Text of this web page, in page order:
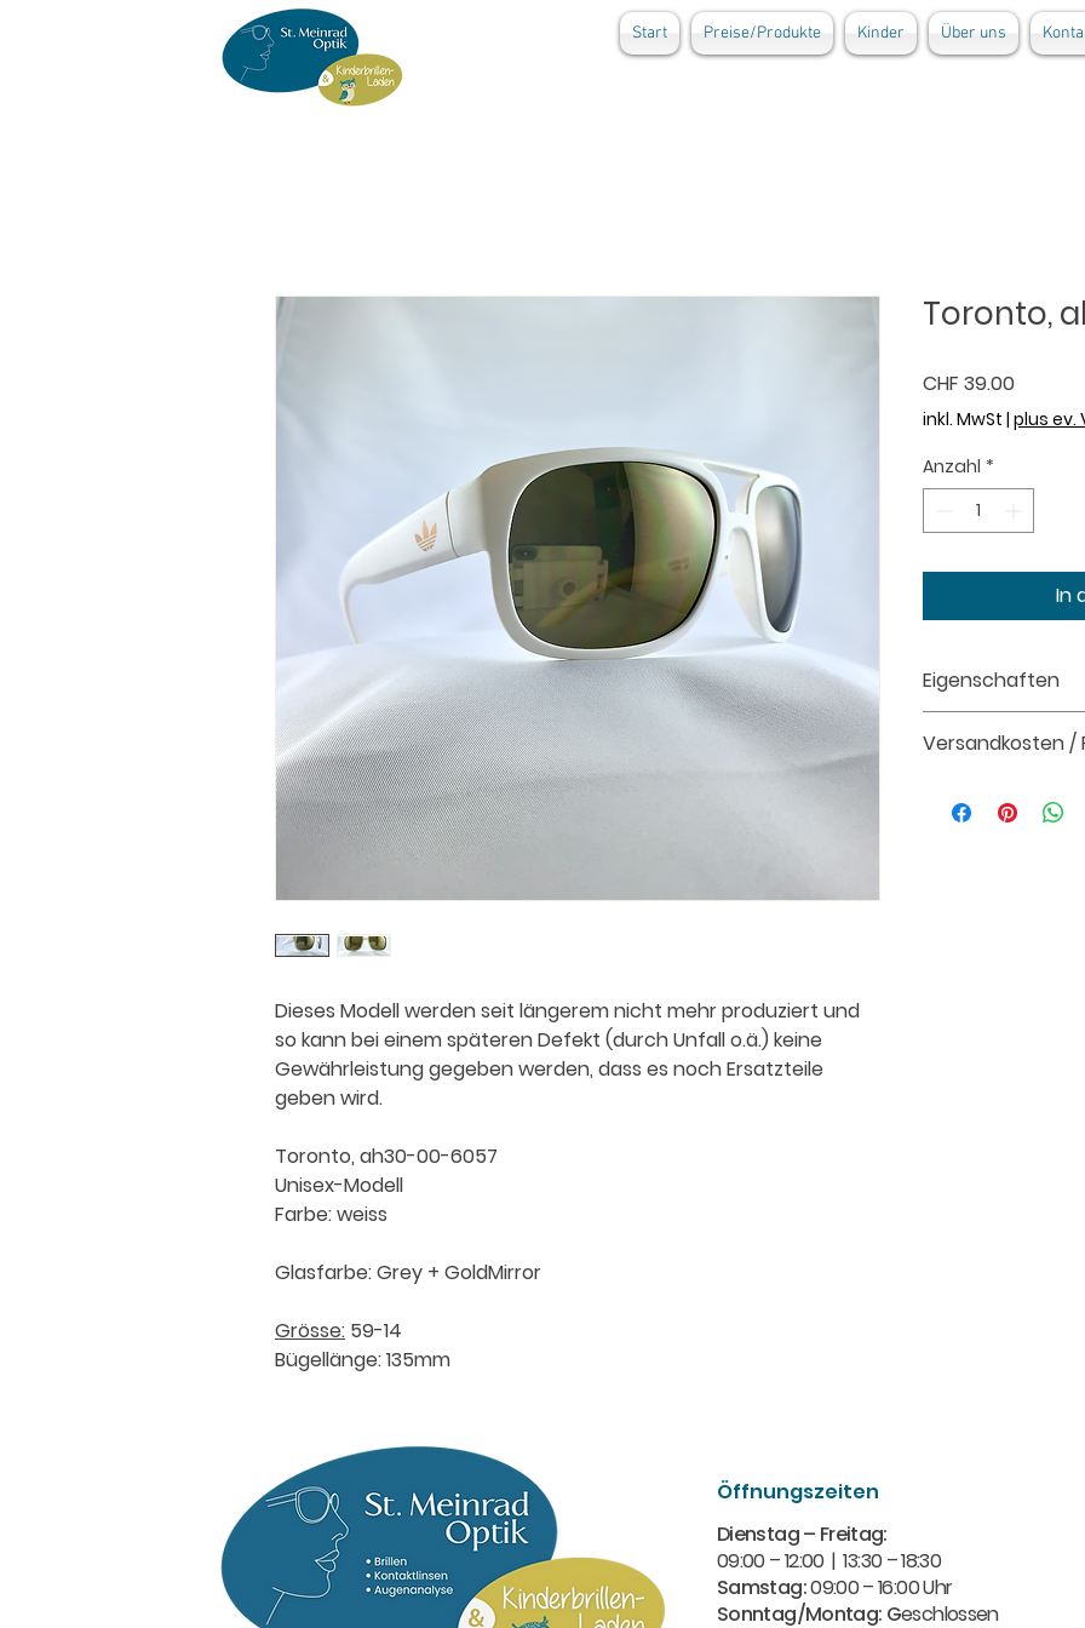
Start Preise/Produkte Kinder Über uns
Dieses Modell werden seit längerem nicht mehr produziert und
so kann bei einem späteren Defekt (durch Unfall o.ä.) keine
Gewährleistung gegeben werden, dass es noch Ersatzteile
geben wird.
Toronto, ah30-00-6057
Unisex-Modell
Farbe: weiss
Glasfarbe: Grey + GoldMirror
Grösse: 59-14
Bügellänge: 135mm
Toronto,
CHF 39.00Preis
inkl. MwSt | plus ev.
Anzahl *
In
Eigenschaften
- Rundumsicht
- mit Korrektur
Versandkosten /
Rückgabe:
Öffnungszeiten
Dienstag – Freitag:
09:00 – 12:00 | 13:30 – 18:30​
Samstag:09:00 – 16:00 Uhr
Sonntag/Montag: Geschlossen​